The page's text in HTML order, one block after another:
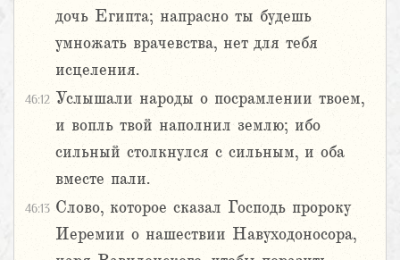
дочь Египта; напрасно ты будешь
умножать врачевства, нет для тебя
исцеления.
46:12 Услышали народы о посрамлении твоем,
и вопль твой наполнил землю; ибо
сильный столкнулся с сильным, и оба
вместе пали.
46:13 Слово, которое сказал Господь пророку
Иеремии о нашествии Навуходоносора,